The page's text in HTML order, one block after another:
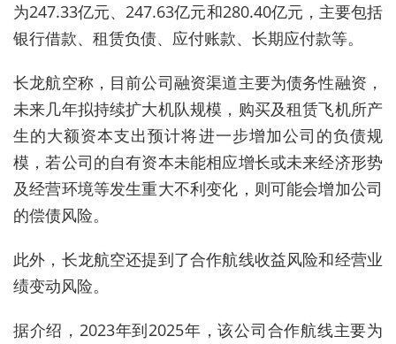
为247.33亿元、247.63亿元和280.40亿元，主要包括
银行借款、租赁负债、应付账款、长期应付款等。
长龙航空称， 目前公司融资渠道主要为债务性融资，
未来几年拟持续扩大机队规模，购买及租赁飞机所产
生的大额资本支出预计将进一步增加公司的负债规
模，若公司的自有资本未能相应增长或未来经济形势
及经营环境等发生重大不利变化，则可能会增加公司
的偿债风险。
此外， 长龙航空还提到了合作航线收益风险和经营业
绩变动风险。
据介绍，2023年到2025年，该公司合作航线主要为